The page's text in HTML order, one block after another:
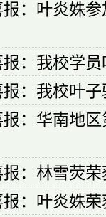
：叶炎姝
：我校学
：我校叶
：华南地
：林雪荧
：叶炎姝